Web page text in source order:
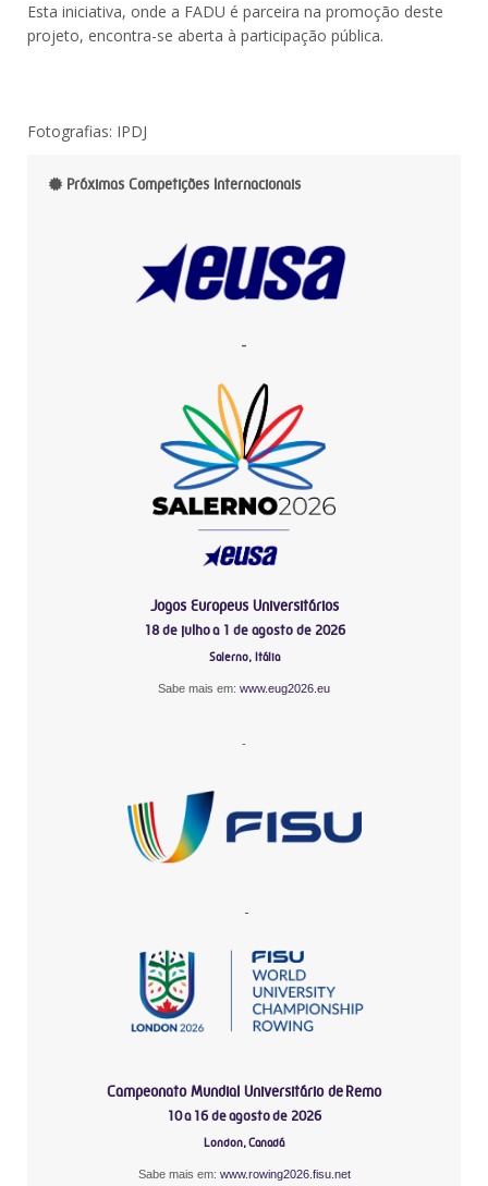
Esta iniciativa, onde a FADU é parceira na promoção deste
projeto, encontra-se aberta à participação pública.
Fotografias: IPDJ
Próximas Competições Internacionais
-
Jogos Europeus Universitários
18 de julho a 1 de agosto de 2026
Salerno, Itália
Sabe mais em: www.eug2026.eu
-
-
Campeonato Mundial Universitário de Remo
10 a 16 de agosto de 2026
London, Canadá
Sabe mais em: www.rowing2026.fisu.net